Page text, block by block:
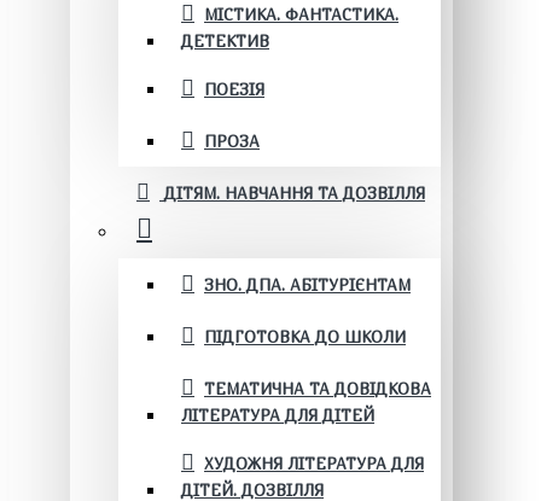
МІСТИКА. ФАНТАСТИКА.
ДЕТЕКТИВ
ПОЕЗІЯ
ПРОЗА
ДІТЯМ. НАВЧАННЯ ТА ДОЗВІЛЛЯ
ЗНО. ДПА. АБІТУРІЄНТАМ
ПІДГОТОВКА ДО ШКОЛИ
ТЕМАТИЧНА ТА ДОВІДКОВА
ЛІТЕРАТУРА ДЛЯ ДІТЕЙ
ХУДОЖНЯ ЛІТЕРАТУРА ДЛЯ
ДІТЕЙ. ДОЗВІЛЛЯ